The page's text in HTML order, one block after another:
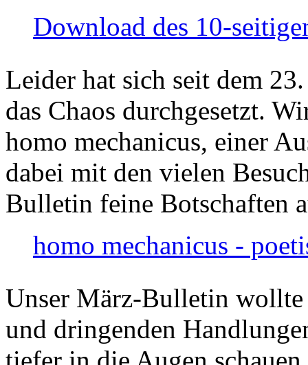
Download des 10-
Leider hat sich seit dem
das Chaos durchgesetzt.
homo mechanicus, einer
dabei mit den vielen
Bulletin feine Botschaften
homo mechanicus -
Unser März-Bulletin
und dringenden